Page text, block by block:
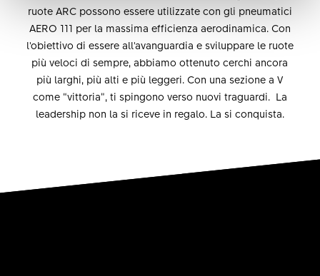
ruote ARC possono essere utilizzate con gli pneumatici
AERO 111 per la massima efficienza aerodinamica. Con
l'obiettivo di essere all'avanguardia e sviluppare le ruote
più veloci di sempre, abbiamo ottenuto cerchi ancora
più larghi, più alti e più leggeri. Con una sezione a V
come “vittoria”, ti spingono verso nuovi traguardi. La
leadership non la si riceve in regalo. La si conquista.